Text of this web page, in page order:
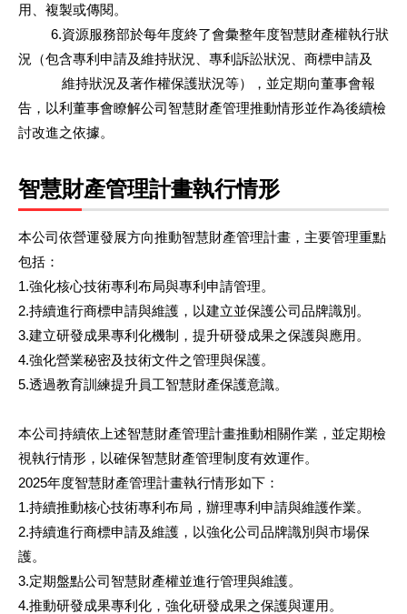
用、複製或傳閱。
6.資源服務部於每年度終了會彙整年度智慧財產權執行狀
況（包含專利申請及維持狀況、專利訴訟狀況、商標申請及
維持狀況及著作權保護狀況等），並定期向董事會報
告，以利董事會瞭解公司智慧財產管理推動情形並作為後續檢
討改進之依據。
智慧財產管理計畫執行情形
本公司依營運發展方向推動智慧財產管理計畫，主要管理重點
包括：
1.強化核心技術專利布局與專利申請管理。
2.持續進行商標申請與維護，以建立並保護公司品牌識別。
3.建立研發成果專利化機制，提升研發成果之保護與應用。
4.強化營業秘密及技術文件之管理與保護。
5.透過教育訓練提升員工智慧財產保護意識。
本公司持續依上述智慧財產管理計畫推動相關作業，並定期檢
視執行情形，以確保智慧財產管理制度有效運作。
2025年度智慧財產管理計畫執行情形如下：
1.持續推動核心技術專利布局，辦理專利申請與維護作業。
2.持續進行商標申請及維護，以強化公司品牌識別與市場保
護。
3.定期盤點公司智慧財產權並進行管理與維護。
4.推動研發成果專利化，強化研發成果之保護與運用。